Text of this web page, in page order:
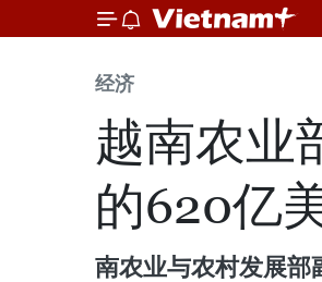
经济
越南农业
的620亿
南农业与农村发展部